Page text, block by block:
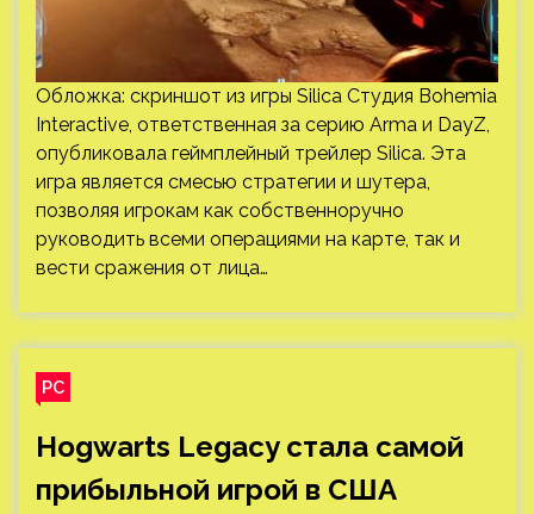
Обложка: скриншот из игры Silica Студия Bohemia
Interactive, ответственная за серию Arma и DayZ,
опубликовала геймплейный трейлер Silica. Эта
игра является смесью стратегии и шутера,
позволяя игрокам как собственноручно
руководить всеми операциями на карте, так и
вести сражения от лица…
PC
Hogwarts Legacy стала самой
прибыльной игрой в США